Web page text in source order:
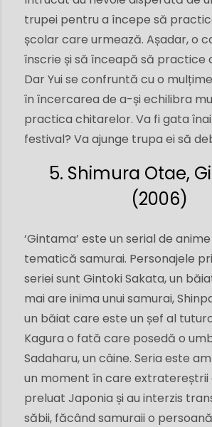
trupei pentru a începe să
școlar care urmează. Așadar, o
înscrie și să înceapă să practice
Dar Yui se confruntă cu o
în încercarea de a-și echilibra
practica chitarelor. Va fi gata
festival? Va ajunge trupa ei să
5. Shimura Otae,
(2006)
‘Gintama’ este un serial de anime
tematică samurai. Personajele
seriei sunt Gintoki Sakata, un
mai are inima unui samurai,
un băiat care este un șef al
Kagura o fată care posedă o
Sadaharu, un câine. Seria este
un moment în care extratereștrii
preluat Japonia și au interzis
săbii, făcând samuraii o